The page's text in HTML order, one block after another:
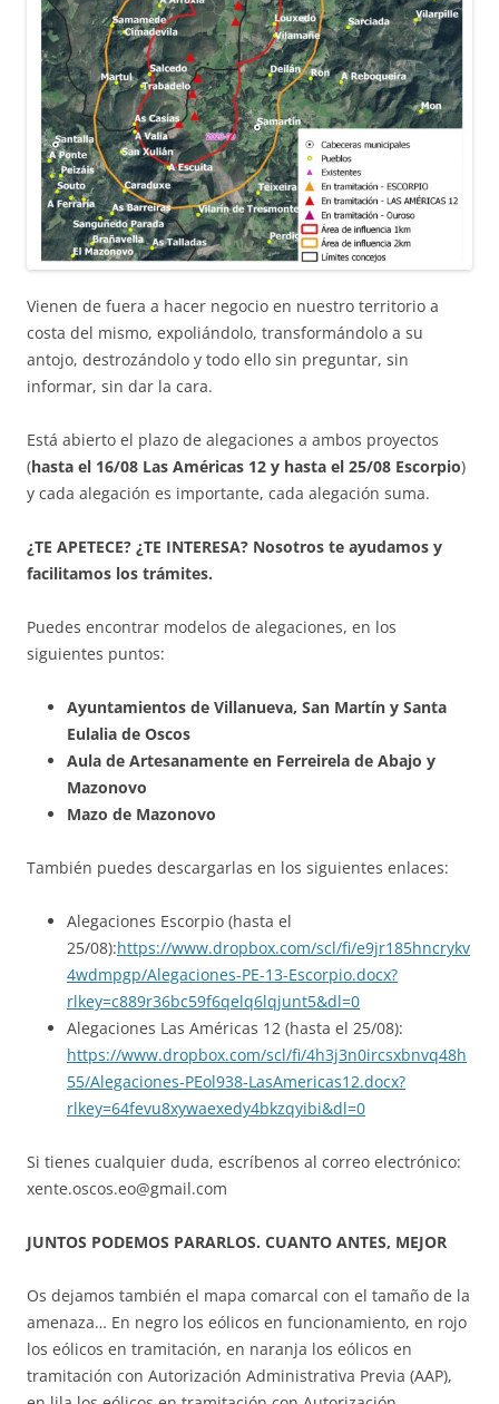
Vienen de fuera a hacer negocio en nuestro territorio a
costa del mismo, expoliándolo, transformándolo a su
antojo, destrozándolo y todo ello sin preguntar, sin
informar, sin dar la cara.
Está abierto el plazo de alegaciones a ambos proyectos
(hasta el 16/08 Las Américas 12 y hasta el 25/08 Escorpio)
y cada alegación es importante, cada alegación suma.
¿TE APETECE? ¿TE INTERESA? Nosotros te ayudamos y
facilitamos los trámites.
Puedes encontrar modelos de alegaciones, en los
siguientes puntos:
Ayuntamientos de Villanueva, San Martín y Santa
Eulalia de Oscos
Aula de Artesanamente en Ferreirela de Abajo y
Mazonovo
Mazo de Mazonovo
También puedes descargarlas en los siguientes enlaces:
Alegaciones Escorpio (hasta el
25/08):https://www.dropbox.com/scl/fi/e9jr185hncrykv
4wdmpgp/Alegaciones-PE-13-Escorpio.docx?
rlkey=c889r36bc59f6qelq6lqjunt5&dl=0
Alegaciones Las Américas 12 (hasta el 25/08):
https://www.dropbox.com/scl/fi/4h3j3n0ircsxbnvq48h
55/Alegaciones-PEol938-LasAmericas12.docx?
rlkey=64fevu8xywaexedy4bkzqyibi&dl=0
Si tienes cualquier duda, escríbenos al correo electrónico:
xente.oscos.eo@gmail.com
JUNTOS PODEMOS PARARLOS. CUANTO ANTES, MEJOR
Os dejamos también el mapa comarcal con el tamaño de la
amenaza… En negro los eólicos en funcionamiento, en rojo
los eólicos en tramitación, en naranja los eólicos en
tramitación con Autorización Administrativa Previa (AAP),